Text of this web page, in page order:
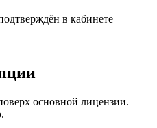
в кабинете
основной лицензии.